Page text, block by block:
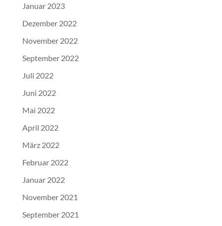
Januar 2023
Dezember 2022
November 2022
September 2022
Juli 2022
Juni 2022
Mai 2022
April 2022
März 2022
Februar 2022
Januar 2022
November 2021
September 2021